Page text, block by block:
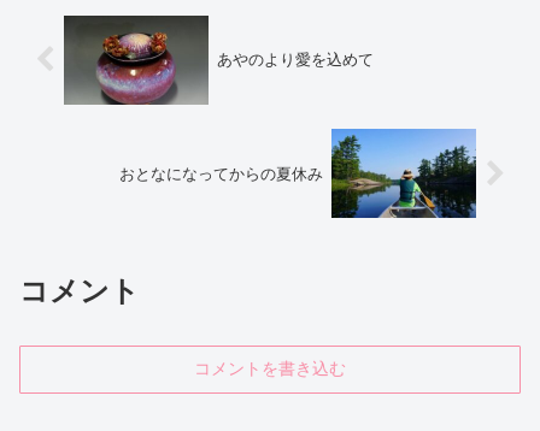
あやのより愛を込めて
おとなになってからの夏休み
コメント
コメントを書き込む